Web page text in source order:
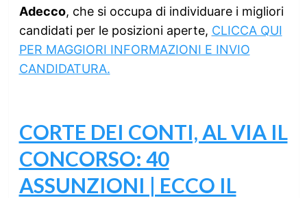
Adecco, che si occupa di individuare i migliori
candidati per le posizioni aperte, CLICCA QUI
PER MAGGIORI INFORMAZIONI E INVIO
CANDIDATURA.
CORTE DEI CONTI, AL VIA IL
CONCORSO: 40
ASSUNZIONI | ECCO IL